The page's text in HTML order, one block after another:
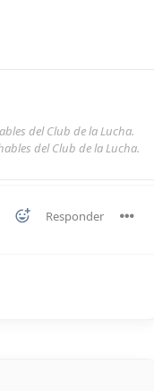
del Club de la Lucha.
del Club de la Lucha.
Responder